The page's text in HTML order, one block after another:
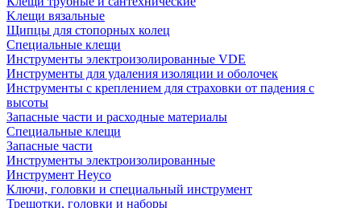
Kлещи вязальные
Щипцы для стопорных колец
Специальные клещи
Инструменты электроизолированные VDE
Инструменты для удаления изоляции и оболочек
Инструменты с креплением для страховки от падения с
высоты
Запасные части и расходные материалы
Специальные клещи
Запасные части
Инструменты электроизолированные
Инструмент Heyco
Ключи, головки и специальный инструмент
Трещотки, головки и наборы